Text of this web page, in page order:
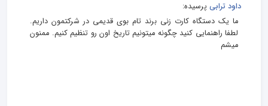
داود ترابی پرسیده:
ما یک دستگاه کارت زنی برند تام بوی قدیمی در شرکتمون داریم.
لطفا راهنمایی کنید چگونه میتونیم تاریخ اون رو تنظیم کنیم. ممنون
میشم